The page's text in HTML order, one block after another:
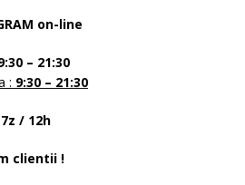
on-line
– 21:30
: 9:30 – 21:30
/ 12h
!